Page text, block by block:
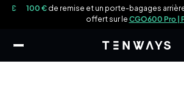
100 € de remise et un porte-bagages arrière
offert sur le CGO600 Pro |